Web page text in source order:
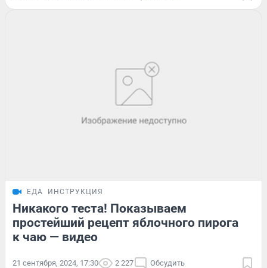
ЕДА ИНСТРУКЦИЯ
Никакого теста! Показываем
простейший рецепт яблочного пирога
к чаю — видео
21 сентября, 2024, 17:30 2 227 Обсудить